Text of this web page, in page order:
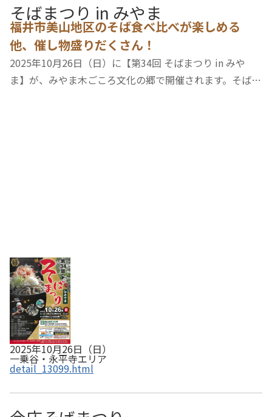
そばまつり in みやま
福井市美山地区のそば食べ比べが楽しめる
他、催し物盛りだくさん！
2025年10月26日（日）に【第34回 そばまつり in みや
ま】が、みやま木ごころ文化の郷で開催されます。そばの
2025年10月26日（日）
一乗谷・永平寺エリア
detail_13099.html